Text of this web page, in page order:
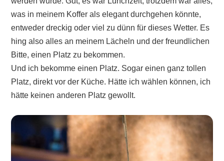
was in meinem Koffer als elegant durchgehen könnte,
entweder dreckig oder viel zu dünn für dieses Wetter. Es
hing also alles an meinem Lächeln und der freundlichen
Bitte, einen Platz zu bekommen.
Und ich bekomme einen Platz. Sogar einen ganz tollen
Platz, direkt vor der Küche. Hätte ich wählen können, ich
hätte keinen anderen Platz gewollt.